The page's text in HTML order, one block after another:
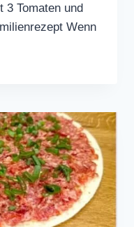
3 Tomaten und
Wenn